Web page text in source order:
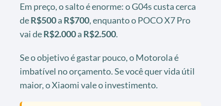
Em preço, o salto é enorme: o G04s custa cerca
deR$500a R$700, enquanto o POCO X7 Pro
vai deR$2.000a R$2.500.
Se o objetivo é gastar pouco, o Motorola é
imbatível no orçamento. Se você quer vida útil
maior, o Xiaomi vale o investimento.